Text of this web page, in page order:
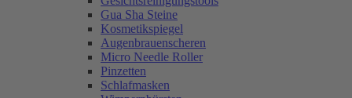
Gua Sha Steine
Kosmetikspiegel
Augenbrauenscheren
Micro Needle Roller
Pinzetten
Schlafmasken